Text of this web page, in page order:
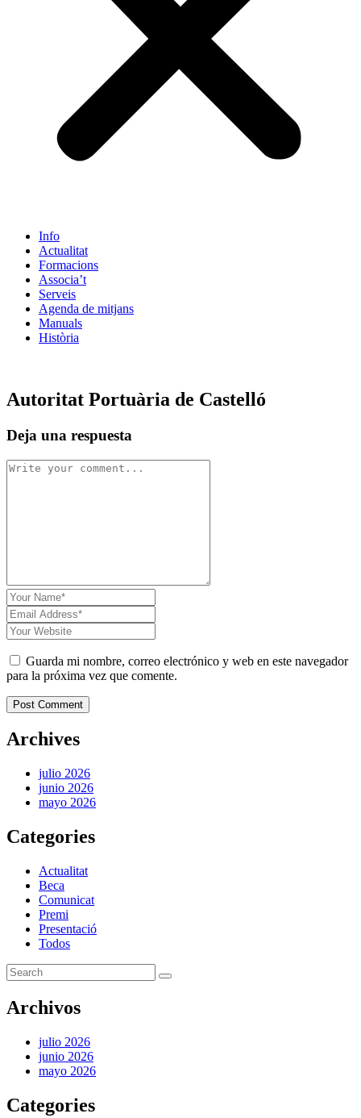
Info
Actualitat
Formacions
Associa’t
Serveis
Agenda de mitjans
Manuals
Història
Autoritat Portuària de Castelló
Deja una respuesta
Guarda mi nombre, correo electrónico y web en este navegador
para la próxima vez que comente.
Post Comment
Archives
julio 2026
junio 2026
mayo 2026
Categories
Actualitat
Beca
Comunicat
Premi
Presentació
Todos
Archivos
julio 2026
junio 2026
mayo 2026
Categories